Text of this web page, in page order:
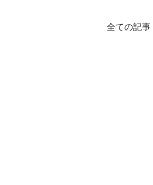
全ての記事